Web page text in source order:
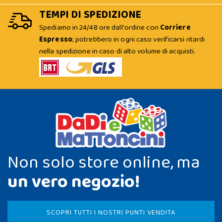
TEMPI DI SPEDIZIONE
Spediamo in 24/48 ore dall'ordine con Corriere
Espresso; potrebbero in ogni caso verificarsi ritardi
nella spedizione in caso di alto volume di acquisti.
Non solo store online, ma
un vero negozio!
SCOPRI TUTTI I NOSTRI PUNTI VENDITA